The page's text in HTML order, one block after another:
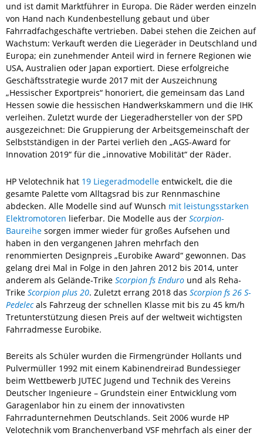
und ist damit Marktführer in Europa. Die Räder werden einzeln
von Hand nach Kundenbestellung gebaut und über
Fahrradfachgeschäfte vertrieben. Dabei stehen die Zeichen auf
Wachstum: Verkauft werden die Liegeräder in Deutschland und
Europa; ein zunehmender Anteil wird in fernere Regionen wie
USA, Australien oder Japan exportiert. Diese erfolgreiche
Geschäftsstrategie wurde 2017 mit der Auszeichnung
„Hessischer Exportpreis“ honoriert, die gemeinsam das Land
Hessen sowie die hessischen Handwerkskammern und die IHK
verleihen. Zuletzt wurde der Liegeradhersteller von der SPD
ausgezeichnet: Die Gruppierung der Arbeitsgemeinschaft der
Selbstständigen in der Partei verlieh den „AGS-Award for
Innovation 2019“ für die „innovative Mobilität“ der Räder.
HP Velotechnik hat 19 Liegeradmodelle entwickelt, die die
gesamte Palette vom Alltagsrad bis zur Rennmaschine
abdecken. Alle Modelle sind auf Wunsch mit leistungsstarken
Elektromotoren lieferbar. Die Modelle aus der Scorpion-
Baureihe sorgen immer wieder für großes Aufsehen und
haben in den vergangenen Jahren mehrfach den
renommierten Designpreis „Eurobike Award“ gewonnen. Das
gelang drei Mal in Folge in den Jahren 2012 bis 2014, unter
anderem als Gelände-Trike Scorpion fs Enduro und als Reha-
Trike Scorpion plus 20. Zuletzt errang 2018 das Scorpion fs 26 S-
Pedelecals Fahrzeug der schnellen Klasse mit bis zu 45 km/h
Tretunterstützung diesen Preis auf der weltweit wichtigsten
Fahrradmesse Eurobike.
Bereits als Schüler wurden die Firmengründer Hollants und
Pulvermüller 1992 mit einem Kabinendreirad Bundessieger
beim Wettbewerb JUTEC Jugend und Technik des Vereins
Deutscher Ingenieure – Grundstein einer Entwicklung vom
Garagenlabor hin zu einem der innovativsten
Fahrradunternehmen Deutschlands. Seit 2006 wurde HP
Velotechnik vom Branchenverband VSF mehrfach als einer der